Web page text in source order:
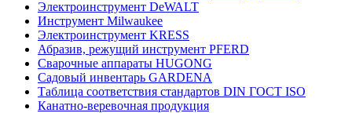
Электроинструмент DeWALT
Инструмент Milwaukee
Электроинструмент KRESS
Абразив, режущий инструмент PFERD
Сварочные аппараты HUGONG
Садовый инвентарь GARDENA
Таблица соответствия стандартов DIN ГОСТ ISO
Канатно-веревочная продукция